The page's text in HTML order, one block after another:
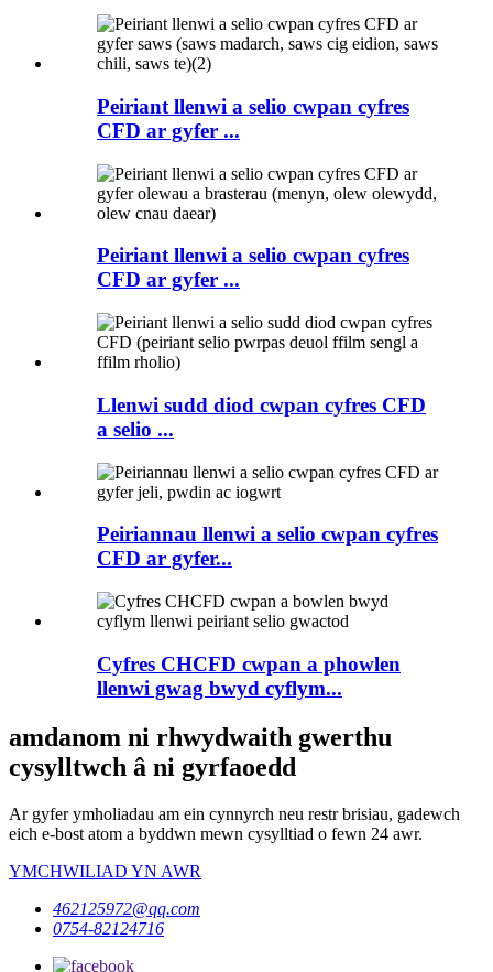
Peiriant llenwi a selio cwpan cyfres
CFD ar gyfer ...
Peiriant llenwi a selio cwpan cyfres
CFD ar gyfer ...
Llenwi sudd diod cwpan cyfres CFD
a selio ...
Peiriannau llenwi a selio cwpan cyfres
CFD ar gyfer...
Cyfres CHCFD cwpan a phowlen
llenwi gwag bwyd cyflym...
amdanom ni rhwydwaith gwerthu
cysylltwch â ni gyrfaoedd
Ar gyfer ymholiadau am ein cynnyrch neu restr brisiau, gadewch
eich e-bost atom a byddwn mewn cysylltiad o fewn 24 awr.
YMCHWILIAD YN AWR
462125972@qq.com
0754-82124716